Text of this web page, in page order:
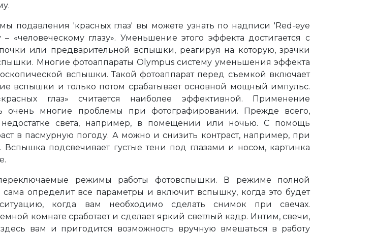
подавления 'красных глаз' вы можете узнать по надписи 'Red-eye
«человеческому глазу». Уменьшение этого эффекта достигается с
или предварительной вспышки, реагируя на которую, зрачки
Многие фотоаппараты Olympus систему уменьшения эффекта
вспышки. Такой фотоаппарат перед съемкой включает
вспышки и только потом срабатывает основной мощный импульс.
глаз» считается наиболее эффективной. Применение
очень многие проблемы при фотографировании. Прежде всего,
света, например, в помещении или ночью. С помощь
в пасмурную погоду. А можно и снизить контраст, например, при
подсвечивает густые тени под глазами и носом, картинка
режимы работы фотовспышки. В режиме полной
определит все параметры и включит вспышку, когда это будет
когда вам необходимо сделать снимок при свечах.
комнате сработает и сделает яркий светлый кадр. Интим, свечи,
вам и пригодится возможность вручную вмешаться в работу